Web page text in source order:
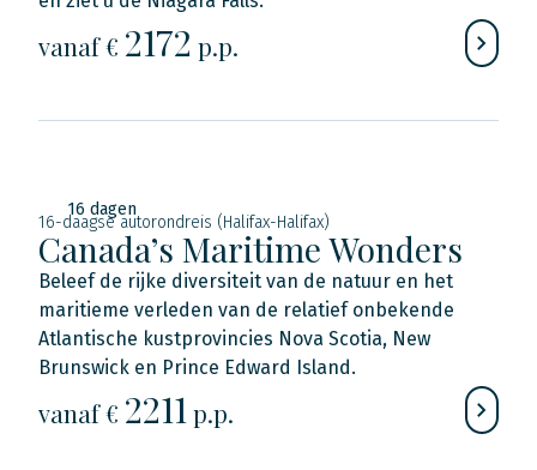
vanaf € 2172 p.p.
16 dagen
16-daagse autorondreis (Halifax-Halifax)
Canada’s Maritime Wonders
Beleef de rijke diversiteit van de natuur en het
maritieme verleden van de relatief onbekende
Atlantische kustprovincies Nova Scotia, New
Brunswick en Prince Edward Island.
vanaf € 2211p.p.